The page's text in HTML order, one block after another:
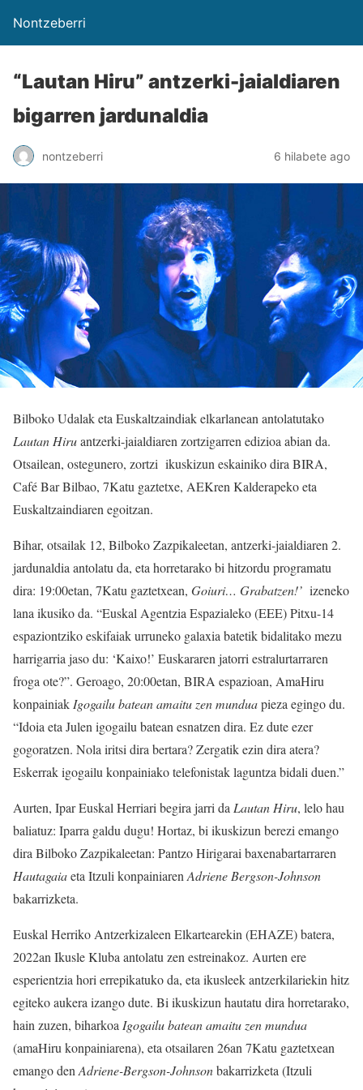
Nontzeberri
“Lautan Hiru” antzerki-jaialdiaren
bigarren jardunaldia
nontzeberri 6 hilabete ago
Bilboko Udalak eta Euskaltzaindiak elkarlanean antolatutako
Lautan Hiruantzerki-jaialdiaren zortzigarren edizioa abian da.
Otsailean, ostegunero, zortzi ikuskizun eskainiko dira BIRA,
Café Bar Bilbao, 7Katu gaztetxe, AEKren Kalderapeko eta
Euskaltzaindiaren egoitzan.
Bihar, otsailak 12, Bilboko Zazpikaleetan, antzerki-jaialdiaren 2.
jardunaldia antolatu da, eta horretarako bi hitzordu programatu
dira: 19:00etan, 7Katu gaztetxean, Goiuri… Grabatzen!’ izeneko
lana ikusiko da. “Euskal Agentzia Espazialeko (EEE) Pitxu-14
espaziontziko eskifaiak urruneko galaxia batetik bidalitako mezu
harrigarria jaso du: ‘Kaixo!’ Euskararen jatorri estralurtarraren
froga ote?”. Geroago, 20:00etan, BIRA espazioan, AmaHiru
konpainiakIgogailu batean amaitu zen munduapieza egingo du.
“Idoia eta Julen igogailu batean esnatzen dira. Ez dute ezer
gogoratzen. Nola iritsi dira bertara? Zergatik ezin dira atera?
Eskerrak igogailu konpainiako telefonistak laguntza bidali duen.”
Aurten, Ipar Euskal Herriari begira jarri daLautan Hiru, lelo hau
baliatuz: Iparra galdu dugu! Hortaz, bi ikuskizun berezi emango
dira Bilboko Zazpikaleetan: Pantzo Hirigarai baxenabartarraren
Hautagaiaeta Itzuli konpainiarenAdriene Bergson-Johnson
bakarrizketa.
Euskal Herriko Antzerkizaleen Elkartearekin (EHAZE) batera,
2022an Ikusle Kluba antolatu zen estreinakoz. Aurten ere
esperientzia hori errepikatuko da, eta ikusleek antzerkilariekin hitz
egiteko aukera izango dute. Bi ikuskizun hautatu dira horretarako,
hain zuzen, biharkoaIgogailu batean amaitu zen mundua
(amaHiru konpainiarena), eta otsailaren 26an 7Katu gaztetxean
emango denAdriene-Bergson-Johnsonbakarrizketa (Itzuli